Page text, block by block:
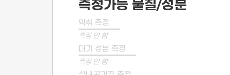
측정가능 물질/성분
악취 측정
측정 안 함
대기 성분 측정
측정 안 함